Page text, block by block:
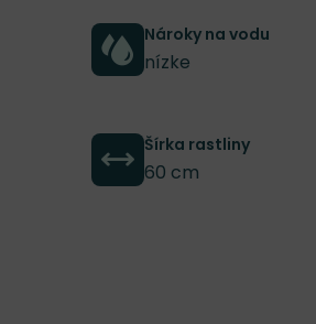
Nároky na vodu
nízke
Šírka rastliny
60 cm